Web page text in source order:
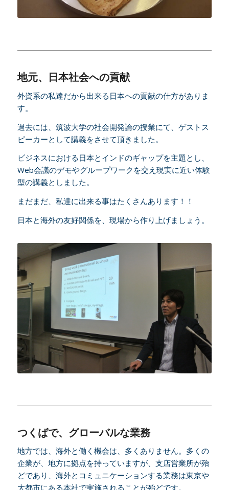
地元、日本社会への貢献
外資系の私達だから出来る日本への貢献の仕方がありま
す。
過去には、筑波大学の社会開発論の授業にて、ゲストス
ピーカーとして講義をさせて頂きました。
ビジネスにおける日本とインドのギャップを主題とし、
Web会議のデモやグループワークを交え現実に近い体験
型の講義としました。
まだまだ、私達に出来る事はたくさんあります！！
日本と海外の友好関係を、現場から作り上げましょう。
つくばで、グローバルな業務
地方では、海外と働く機会は、多くありません。多くの
企業が、地方に拠点を持っていますが、支店営業所が殆
どであり、海外とコミュニケーションする業務は東京や
大都市にある本社で実施されることが殆どです。